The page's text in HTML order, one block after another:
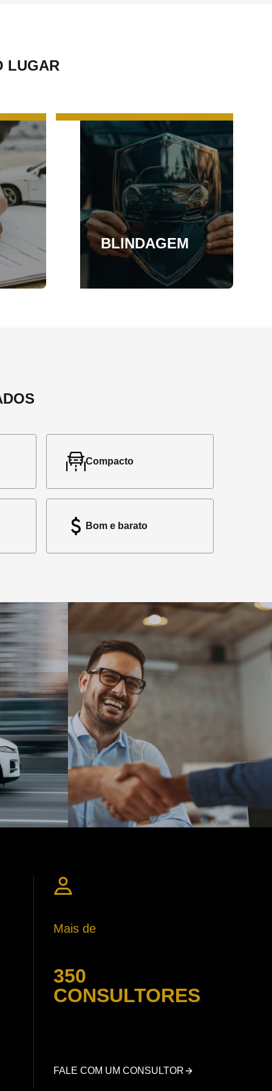
LUGAR
BLINDAGEM
Compacto
Bom e barato
Mais de
350
CONSULTORES
FALE COM UM CONSULTOR